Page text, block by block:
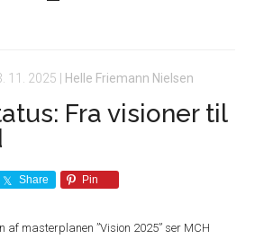
11. 2025 Helle Friemann Nielsen
Fra visioner til
Share Pin
masterplanen ”Vision 2025” ser MCH